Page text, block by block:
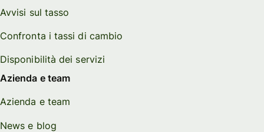
Avvisi sul tasso
Confronta i tassi di cambio
Disponibilità dei servizi
Azienda e team
Azienda e team
News e blog